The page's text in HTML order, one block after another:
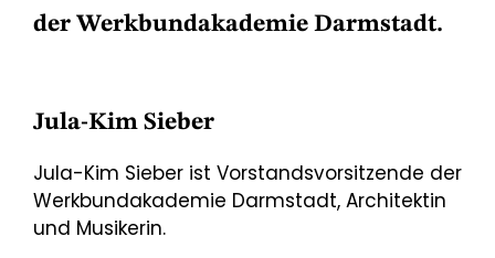
der Werkbundakademie Darmstadt.
Jula-Kim Sieber
Jula-Kim Sieber ist Vorstandsvorsitzende der
Werkbundakademie Darmstadt, Architektin
und Musikerin.